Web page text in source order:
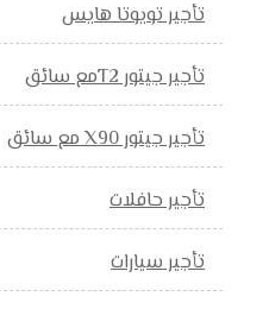
تأجير تويوتا هايس
تأجير جيتور T2مع سائق
تأجير جيتور X90 مع سائق
تأجير حافلات
تأجير سيارات